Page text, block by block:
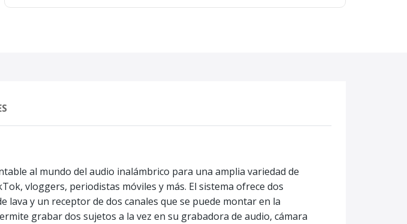
al mundo del audio inalámbrico para una amplia variedad de
vloggers, periodistas móviles y más. El sistema ofrece dos
y un receptor de dos canales que se puede montar en la
grabar dos sujetos a la vez en su grabadora de audio, cámara